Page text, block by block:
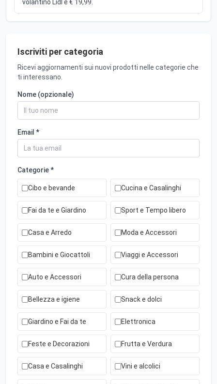
volantino Lidl è € 19,99.
Iscriviti per categoria
Ricevi aggiornamenti sui nuovi prodotti nelle categorie che
ti interessano.
Nome (opzionale)
Email *
Categorie *
Cibo e bevande Cucina e Casalinghi
Fai da te e Giardino Sport e Tempo libero
Casa e Arredo Moda e Accessori
Bambini e Giocattoli Viaggi e Accessori
Auto e Accessori Cura della persona
Bellezza e igiene Snack e dolci
Giardino e Fai da te Elettronica
Feste e Decorazioni Frutta e Verdura
Casa e Casalinghi Vini e alcolici